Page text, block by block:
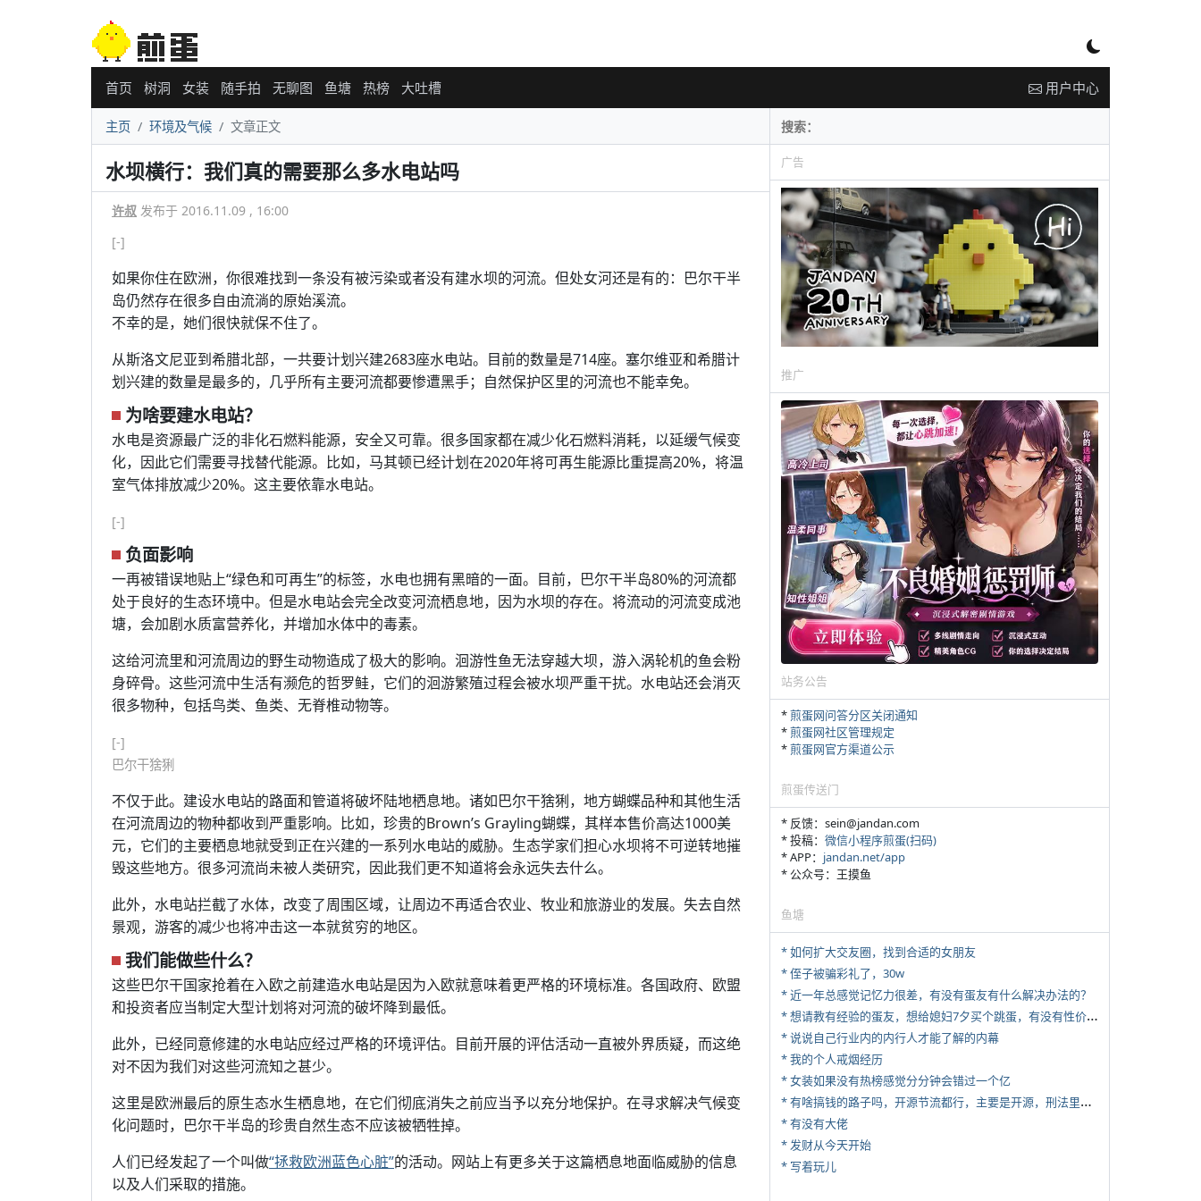
首页 树洞 女装 随手拍 无聊图 鱼塘 热榜 大吐槽 用户中心
主页 环境及气候 文章正文
水坝横行：我们真的需要那么多水电站吗
许叔 发布于 2016.11.09 , 16:00
[-]
如果你住在欧洲，你很难找到一条没有被污染或者没有建水坝的河流。但处女河还是有的：巴尔干半
岛仍然存在很多自由流淌的原始溪流。
不幸的是，她们很快就保不住了。
从斯洛文尼亚到希腊北部，一共要计划兴建2683座水电站。目前的数量是714座。塞尔维亚和希腊计
划兴建的数量是最多的，几乎所有主要河流都要惨遭黑手；自然保护区里的河流也不能幸免。
为啥要建水电站？
水电是资源最广泛的非化石燃料能源，安全又可靠。很多国家都在减少化石燃料消耗，以延缓气候变
化，因此它们需要寻找替代能源。比如，马其顿已经计划在2020年将可再生能源比重提高20%，将温
室气体排放减少20%。这主要依靠水电站。
[-]
负面影响
一再被错误地贴上“绿色和可再生”的标签，水电也拥有黑暗的一面。目前，巴尔干半岛80%的河流都
处于良好的生态环境中。但是水电站会完全改变河流栖息地，因为水坝的存在。将流动的河流变成池
塘，会加剧水质富营养化，并增加水体中的毒素。
这给河流里和河流周边的野生动物造成了极大的影响。洄游性鱼无法穿越大坝，游入涡轮机的鱼会粉
身碎骨。这些河流中生活有濒危的哲罗鲑，它们的洄游繁殖过程会被水坝严重干扰。水电站还会消灭
很多物种，包括鸟类、鱼类、无脊椎动物等。
[-]
巴尔干猞猁
不仅于此。建设水电站的路面和管道将破坏陆地栖息地。诸如巴尔干猞猁，地方蝴蝶品种和其他生活
在河流周边的物种都收到严重影响。比如，珍贵的Brown’s Grayling蝴蝶，其样本售价高达1000美
元，它们的主要栖息地就受到正在兴建的一系列水电站的威胁。生态学家们担心水坝将不可逆转地摧
毁这些地方。很多河流尚未被人类研究，因此我们更不知道将会永远失去什么。
此外，水电站拦截了水体，改变了周围区域，让周边不再适合农业、牧业和旅游业的发展。失去自然
景观，游客的减少也将冲击这一本就贫穷的地区。
我们能做些什么？
这些巴尔干国家抢着在入欧之前建造水电站是因为入欧就意味着更严格的环境标准。各国政府、欧盟
和投资者应当制定大型计划将对河流的破坏降到最低。
此外，已经同意修建的水电站应经过严格的环境评估。目前开展的评估活动一直被外界质疑，而这绝
对不因为我们对这些河流知之甚少。
这里是欧洲最后的原生态水生栖息地，在它们彻底消失之前应当予以充分地保护。在寻求解决气候变
化问题时，巴尔干半岛的珍贵自然生态不应该被牺牲掉。
人们已经发起了一个叫做“拯救欧洲蓝色心脏”的活动。网站上有更多关于这篇栖息地面临威胁的信息
以及人们采取的措施。
广告
推广
站务公告
*煎蛋网问答分区关闭通知
*煎蛋网社区管理规定
*煎蛋网官方渠道公示
煎蛋传送门
* 反馈：sein@jandan.com
* 投稿： 微信小程序煎蛋(扫码)
* APP： jandan.net/app
* 公众号：王摸鱼
鱼塘
* 如何扩大交友圈，找到合适的女朋友
* 侄子被骗彩礼了，30w
* 近一年总感觉记忆力很差，有没有蛋友有什么解决办法的？
*
想请教有经验的蛋友，想给媳妇7夕买个跳蛋，有没有性价比高的推荐
* 说说自己行业内的内行人才能了解的内幕
* 我的个人戒烟经历
* 女装如果没有热榜感觉分分钟会错过一个亿
*
有啥搞钱的路子吗，开源节流都行，主要是开源，刑法里的咱不做
* 有没有大佬
* 发财从今天开始
* 写着玩儿